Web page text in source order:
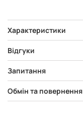
Характеристики
Відгуки
Запитання
Обмін та повернення